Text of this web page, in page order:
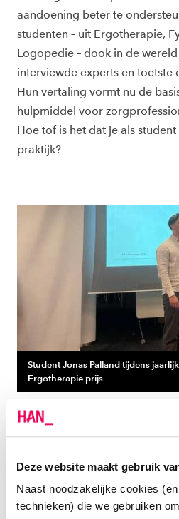
Deze website maakt gebruik
Naast noodzakelijke cookies
technieken) die we gebruiken
aandoening beter te
studenten – uit Ergotherapie,
Logopedie – dook in de
interviewde experts en toetste
Hun vertaling vormt nu de
hulpmiddel voor
Hoe tof is het dat je als
praktijk?
Student Jonas Palland tijdens
Ergotherapie prijs
BEWEEGAANBOD
Het andere genomineerde
zien. Studenten onderzochten